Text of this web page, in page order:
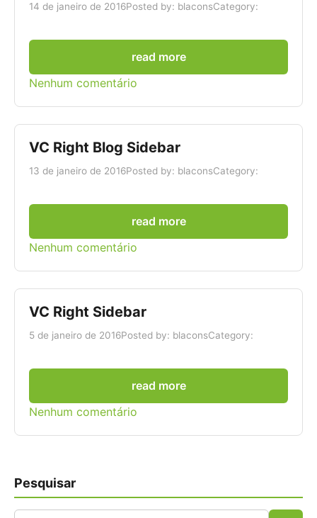
14 de janeiro de 2016Posted by: blaconsCategory:
read more
Nenhum comentário
VC Right Blog Sidebar
13 de janeiro de 2016Posted by: blaconsCategory:
read more
Nenhum comentário
VC Right Sidebar
5 de janeiro de 2016Posted by: blaconsCategory:
read more
Nenhum comentário
Pesquisar